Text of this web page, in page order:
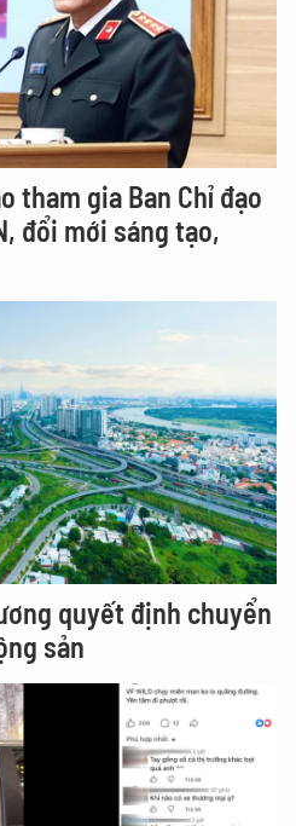
tham gia Ban Chỉ đạo
đổi mới sáng tạo,
quyết định chuyển
sản